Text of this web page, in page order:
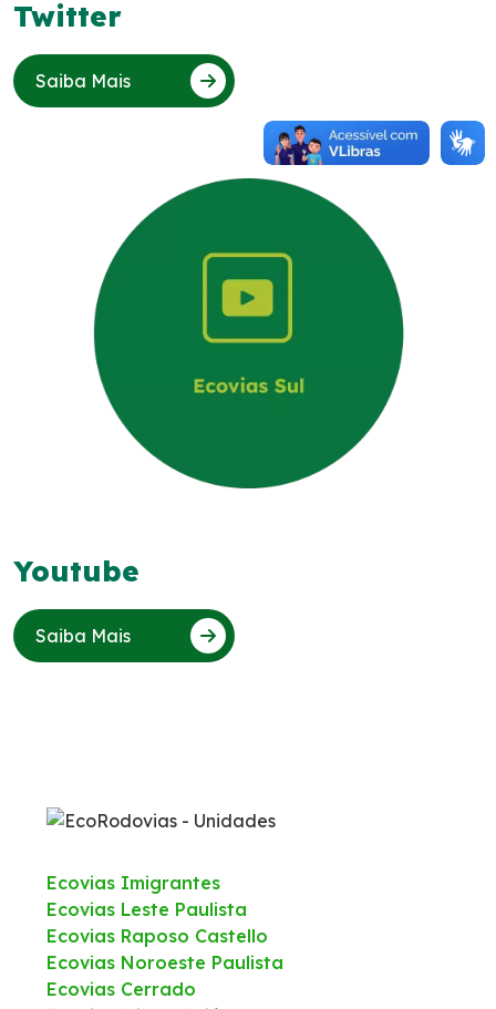
Twitter
Saiba Mais
Youtube
Saiba Mais
Ecovias Imigrantes
Ecovias Leste Paulista
Ecovias Raposo Castello
Ecovias Noroeste Paulista
Ecovias Cerrado